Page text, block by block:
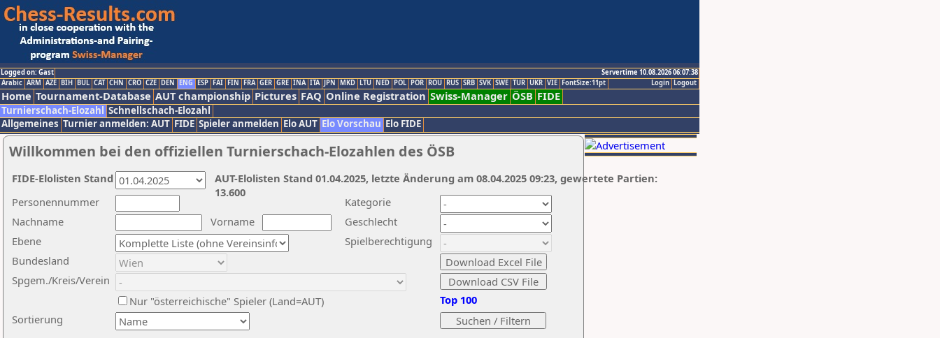
Logged on: Gast
Servertime 10.08.2026 06:07:38
Logout
Login
Arabic ARM AZE BIH BUL CAT CHN CRO CZE DEN ENG ESP FAI FIN FRA GER GRE INA ITA JPN MKD LTU NED POL POR ROU RUS SRB SVK SWE TUR UKR VIE FontSize:11pt
Home Tournament-Database AUT championship Pictures FAQ Online Registration Swiss-Manager ÖSB FIDE
Turnierschach-Elozahl Schnellschach-Elozahl
Allgemeines Turnier anmelden: AUT FIDE Spieler anmelden Elo AUT Elo Vorschau Elo FIDE
Willkommen bei den offiziellen Turnierschach-Elozahlen des ÖSB
Nachname
Vorname
Ebene
Kategorie
Sortierung
Personennummer
Bundesland
Spgem./Kreis/Verein
Geschlecht
Nur "österreichische" Spieler (Land=AUT)
Spielberechtigung
Top 100
AUT-Elolisten Stand 01.04.2025, letzte Änderung am 08.04.2025 09:23, gewertete Partien:
13.600
FIDE-Elolisten Stand